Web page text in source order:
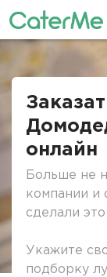
Строка
онлайн
Больше не
компании и
сделали это
Укажите
подборку